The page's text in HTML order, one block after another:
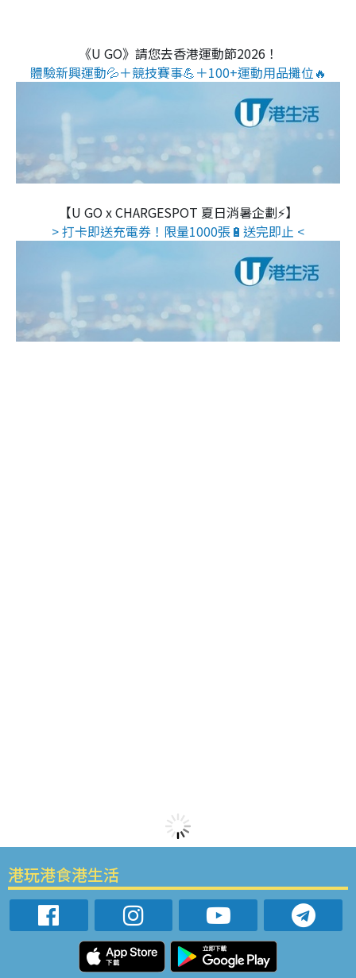
《U GO》請您去香港運動節2026！
體驗新興運動💦＋競技賽事💪＋100+運動用品攤位🔥
【U GO x CHARGESPOT 夏日消暑企劃⚡】
> 打卡即送充電券！限量1000張🔋送完即止 <
港玩港食港生活